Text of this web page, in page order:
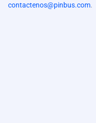
contactenos@pinbus.com.